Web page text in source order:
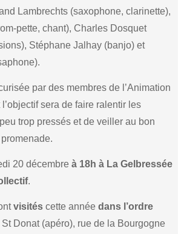
Lambrechts (saxophone, clarinette),
pette, chant), Charles Dosquet
Stéphane Jalhay (banjo) et
par des membres de l’Animation
sera de faire ralentir les
trop pressés et de veiller au bon
20 décembreà 18h à La Gelbressée
.
visités cette annéedans l’ordre
Donat (apéro), rue de la Bourgogne